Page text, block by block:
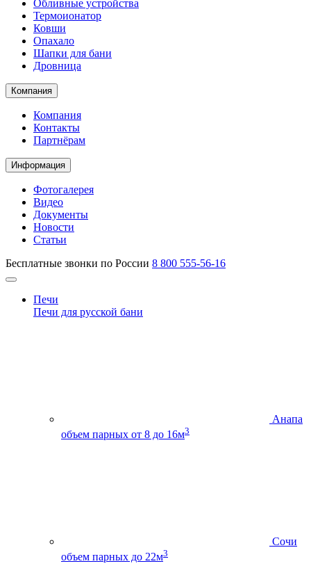
Обливные устройства
Термоионатор
Ковши
Опахало
Шапки для бани
Дровница
Компания
Компания
Контакты
Партнёрам
Информация
Фотогалерея
Видео
Документы
Новости
Статьи
Бесплатные звонки по России 8 800 555-56-16
Печи
Печи для русской бани
Анапа
объем парных от 8 до 16м3
Сочи
объем парных до 22м3